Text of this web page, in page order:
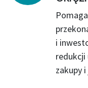
i
redukcji
zakupy